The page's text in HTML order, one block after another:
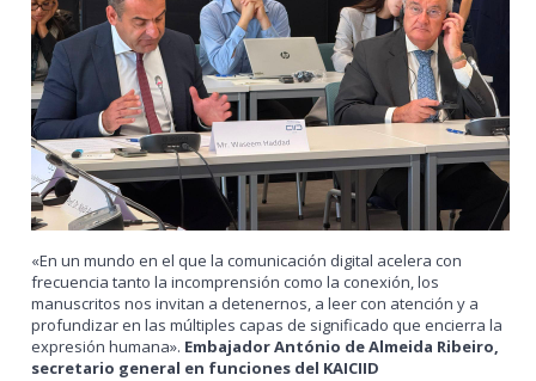
«En un mundo en el que la comunicación digital acelera con
frecuencia tanto la incomprensión como la conexión, los
manuscritos nos invitan a detenernos, a leer con atención y a
profundizar en las múltiples capas de significado que encierra la
expresión humana». Embajador António de Almeida Ribeiro,
secretario general en funciones del KAICIID